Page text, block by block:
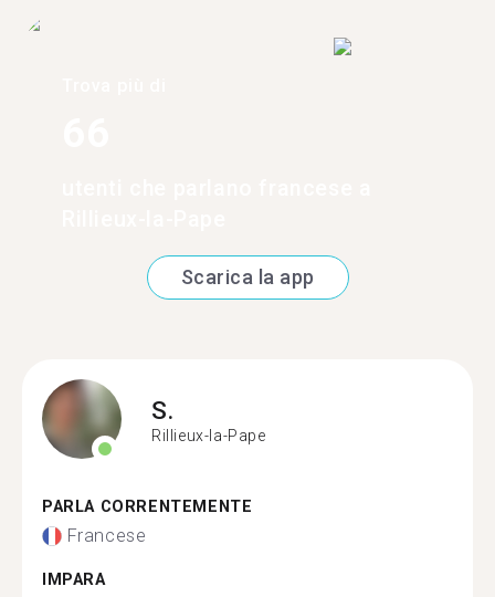
Scarica la app
S.
Rillieux-la-Pape
PARLA CORRENTEMENTE
Francese
IMPARA